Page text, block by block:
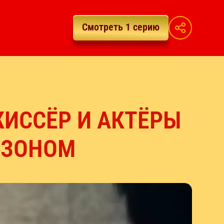
Смотреть 1 серию
И АКТЁРЫ